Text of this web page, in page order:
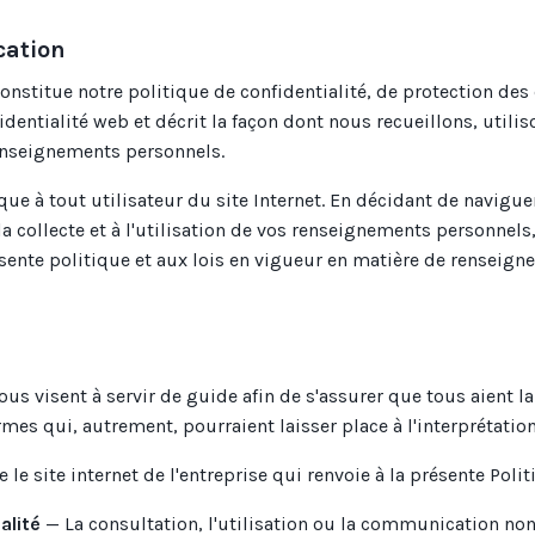
notre politique de confidentialité, de protection des
web et décrit la façon dont nous recueillons,
personnels.
à tout utilisateur du site Internet. En décidant de
collecte et à l'utilisation de vos renseignements personnels,
politique et aux lois en vigueur en matière de
visent à servir de guide afin de s'assurer que tous aient
qui, autrement, pourraient laisser place à
le site internet de l'entreprise qui renvoie à la présente
— La consultation, l'utilisation ou la communication